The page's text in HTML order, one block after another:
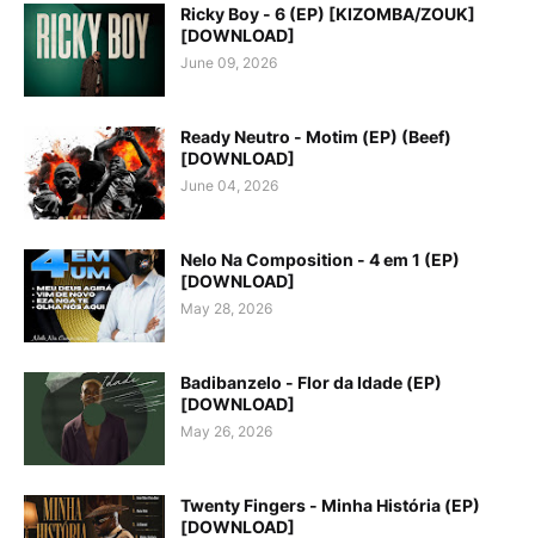
Ricky Boy - 6 (EP) [KIZOMBA/ZOUK]
[DOWNLOAD]
June 09, 2026
Ready Neutro - Motim (EP) (Beef)
[DOWNLOAD]
June 04, 2026
Nelo Na Composition - 4 em 1 (EP)
[DOWNLOAD]
May 28, 2026
Badibanzelo - Flor da Idade (EP)
[DOWNLOAD]
May 26, 2026
Twenty Fingers - Minha História (EP)
[DOWNLOAD]